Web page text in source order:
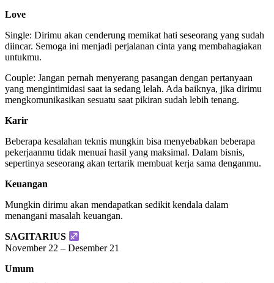
Love
Single: Dirimu akan cenderung memikat hati seseorang yang sudah
diincar. Semoga ini menjadi perjalanan cinta yang membahagiakan
untukmu.
Couple: Jangan pernah menyerang pasangan dengan pertanyaan
yang mengintimidasi saat ia sedang lelah. Ada baiknya, jika dirimu
mengkomunikasikan sesuatu saat pikiran sudah lebih tenang.
Karir
Beberapa kesalahan teknis mungkin bisa menyebabkan beberapa
pekerjaanmu tidak menuai hasil yang maksimal. Dalam bisnis,
sepertinya seseorang akan tertarik membuat kerja sama denganmu.
Keuangan
Mungkin dirimu akan mendapatkan sedikit kendala dalam
menangani masalah keuangan.
SAGITARIUS
November 22 – Desember 21
Umum